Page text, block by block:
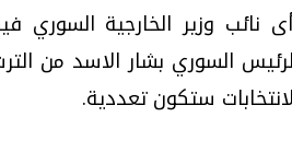
نائب وزير الخارجية
ستكون تعددية.
فيديو..
وتحديات
الساخنة.. لماذا تحدث وكيف